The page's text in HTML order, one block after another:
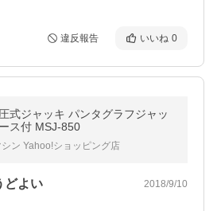
違反報告 いいね 0
式ジャッキ パンタグラフジャッ
ス付 MSJ-850
ン Yahoo!ショッピング店
どよい 2018/9/10